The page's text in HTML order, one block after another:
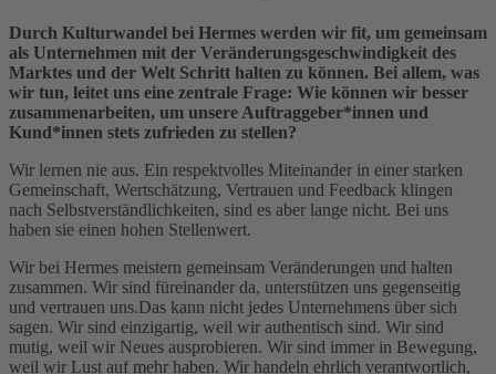
Durch Kulturwandel bei Hermes werden wir fit, um gemeinsam
als Unternehmen mit der Veränderungsgeschwindigkeit des
Marktes und der Welt Schritt halten zu können. Bei allem, was
wir tun, leitet uns eine zentrale Frage: Wie können wir besser
zusammenarbeiten, um unsere Auftraggeber*innen und
Kund*innen stets zufrieden zu stellen?
Wir lernen nie aus. Ein respektvolles Miteinander in einer starken
Gemeinschaft, Wertschätzung, Vertrauen und Feedback klingen
nach Selbstverständlichkeiten, sind es aber lange nicht. Bei uns
haben sie einen hohen Stellenwert.
Wir bei Hermes meistern gemeinsam Veränderungen und halten
zusammen. Wir sind füreinander da, unterstützen uns gegenseitig
und vertrauen uns.Das kann nicht jedes Unternehmens über sich
sagen. Wir sind einzigartig, weil wir authentisch sind. Wir sind
mutig, weil wir Neues ausprobieren. Wir sind immer in Bewegung,
weil wir Lust auf mehr haben. Wir handeln ehrlich verantwortlich,